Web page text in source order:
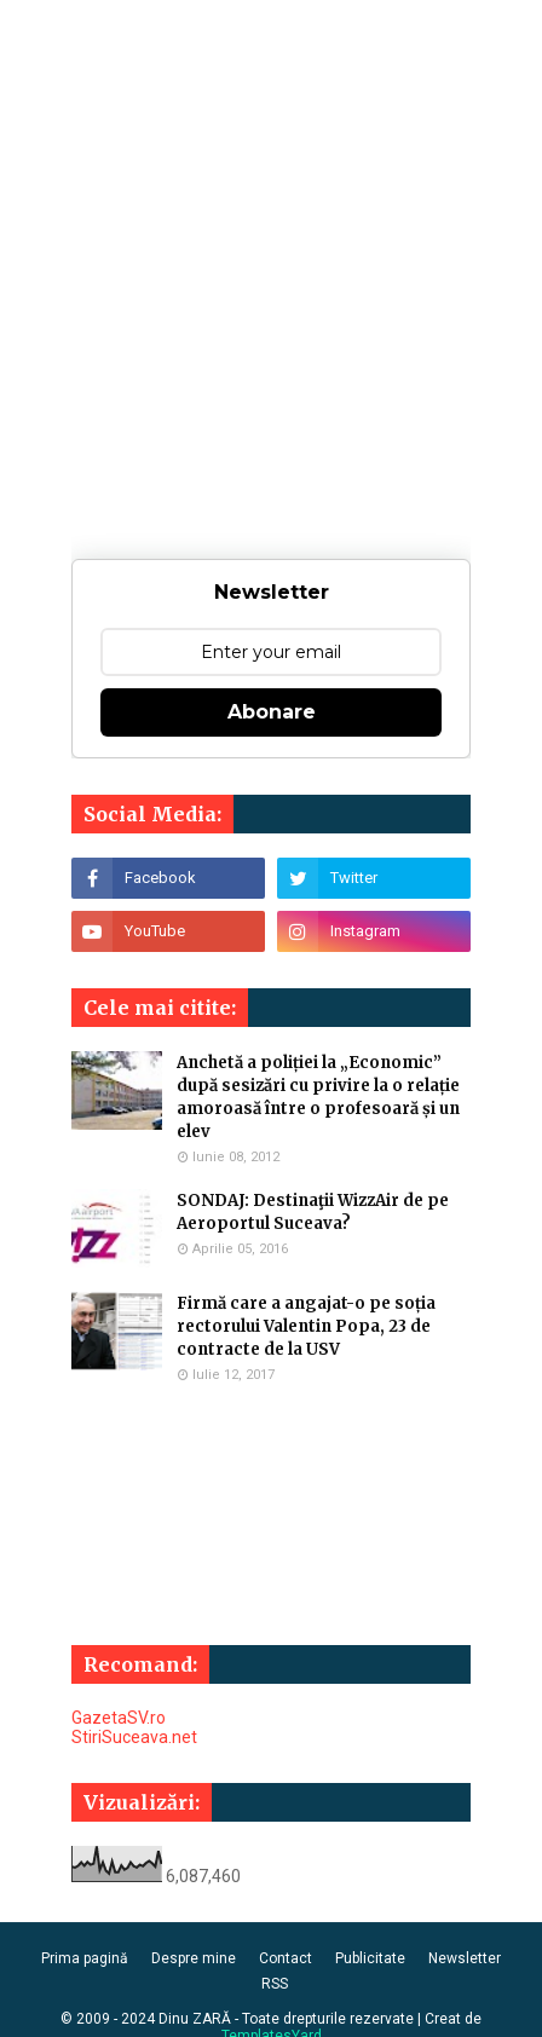
Newsletter
Abonare
Social Media:
Cele mai citite:
Anchetă a poliției la „Economic”
după sesizări cu privire la o relație
amoroasă între o profesoară și un
elev
Iunie 08, 2012
SONDAJ: Destinaţii WizzAir de pe
Aeroportul Suceava?
Aprilie 05, 2016
Firmă care a angajat-o pe soția
rectorului Valentin Popa, 23 de
contracte de la USV
Iulie 12, 2017
Recomand:
GazetaSV.ro
StiriSuceava.net
Vizualizări:
6,087,460
Prima pagină Despre mine Contact Publicitate
Newsletter
RSS
© 2009 - 2024 Dinu ZARĂ - Toate drepturile rezervate | Creat de